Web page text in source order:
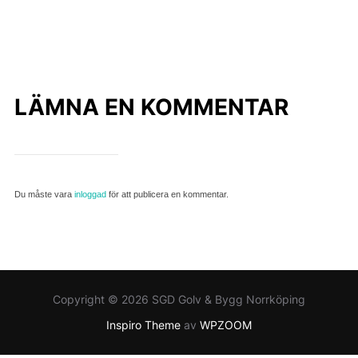
LÄMNA EN KOMMENTAR
Du måste vara inloggadför att publicera en kommentar.
Copyright © 2026 SGD Golv & Bygg Norrköping
Inspiro Theme av WPZOOM